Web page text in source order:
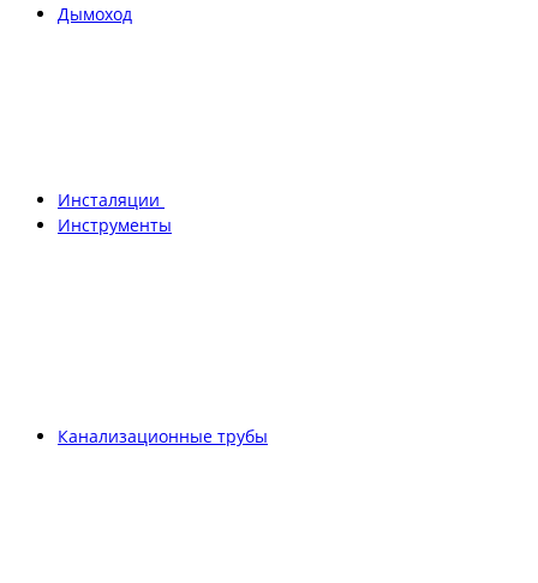
Дымоход
Инсталяции
Инструменты
Канализационные трубы